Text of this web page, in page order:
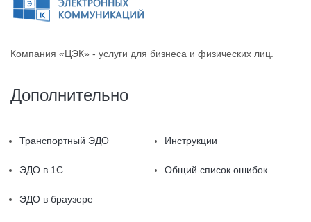
Компания «ЦЭК» - услуги для бизнеса и физических лиц.
Дополнительно
Транспортный ЭДО
ЭДО в 1С
ЭДО в браузере
Инструкции
Общий список ошибок